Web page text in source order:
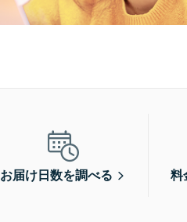
お届け日数を調べる 料